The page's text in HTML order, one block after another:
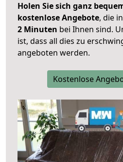
Holen Sie sich ganz
kostenlose Angebote, die
2 Minuten bei Ihnen sind.
ist, dass all dies zu
angeboten werden.
Kostenlose